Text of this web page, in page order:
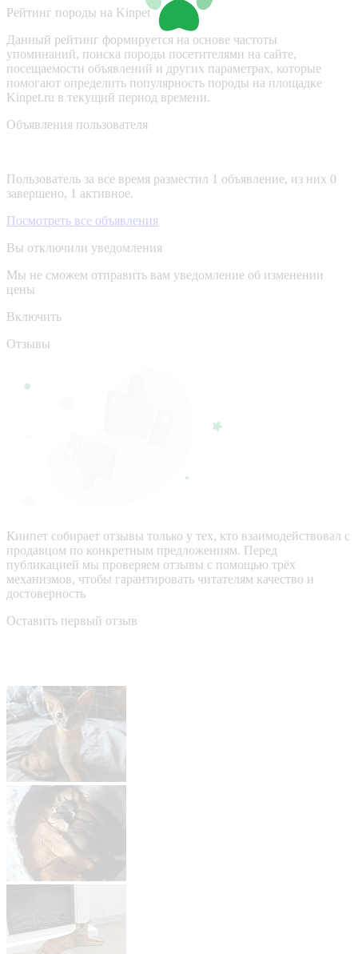
Рейтинг породы на Kinpet
Данный рейтинг формируется на основе частоты
упоминаний, поиска породы посетителями на сайте,
посещаемости объявлений и других параметрах, которые
помогают определить популярность породы на площадке
Kinpet.ru в текущий период времени.
Объявления пользователя
Пользователь за все время разместил 1 объявление, из них 0
завершено, 1 активное.
Посмотреть все объявления
Вы отключили уведомления
Мы не сможем отправить вам уведомление об изменении
цены
Включить
Отзывы
Кинпет собирает отзывы только у тех, кто взаимодействовал с
продавцом по конкретным предложениям. Перед
публикацией мы проверяем отзывы с помощью трёх
механизмов, чтобы гарантировать читателям качество и
достоверность
Оставить первый отзыв